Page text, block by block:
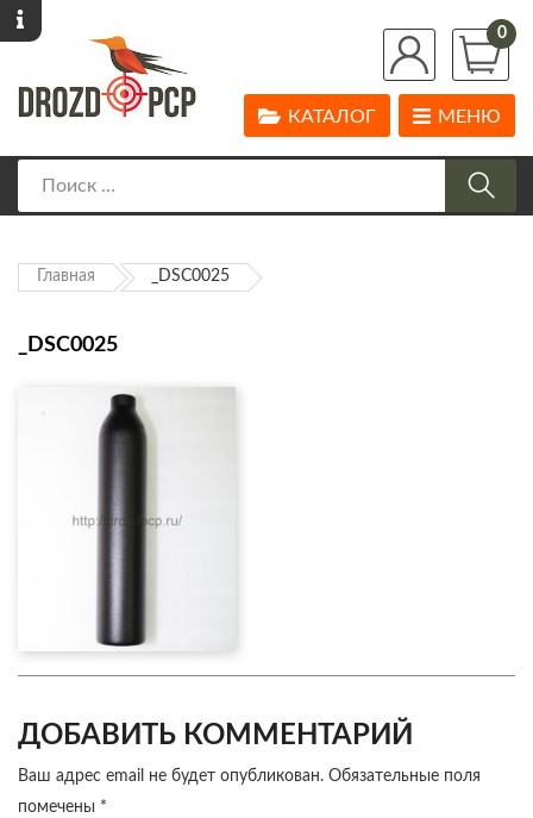
0
МЕНЮ
КАТАЛОГ
Главная _DSC0025
_DSC0025
ДОБАВИТЬ КОММЕНТАРИЙ
Ваш адрес email не будет опубликован. Обязательные поля
помечены *